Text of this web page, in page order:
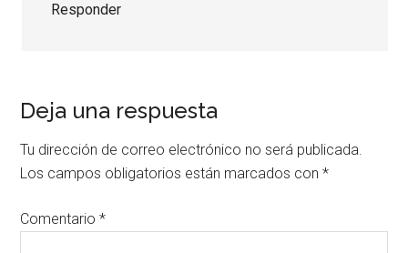
Responder
Deja una respuesta
Tu dirección de correo electrónico no será publicada.
Los campos obligatorios están marcados con*
Comentario*